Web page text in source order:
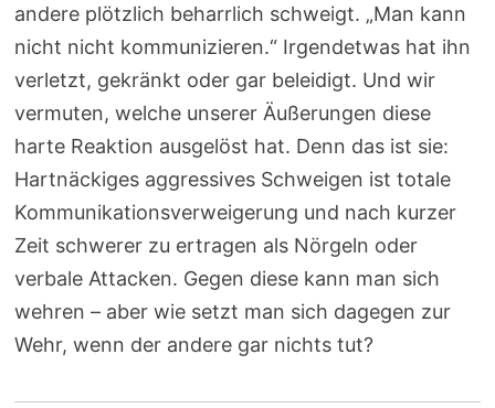
andere plötzlich beharrlich schweigt. „Man kann
nicht nicht kommunizieren.“ Irgendetwas hat ihn
verletzt, gekränkt oder gar beleidigt. Und wir
vermuten, welche unserer Äußerungen diese
harte Reaktion ausgelöst hat. Denn das ist sie:
Hartnäckiges aggressives Schweigen ist totale
Kommunikationsverweigerung und nach kurzer
Zeit schwerer zu ertragen als Nörgeln oder
verbale Attacken. Gegen diese kann man sich
wehren – aber wie setzt man sich dagegen zur
Wehr, wenn der andere gar nichts tut?